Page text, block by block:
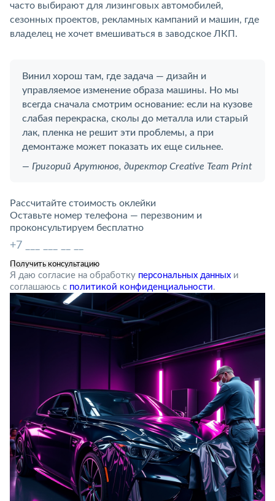
часто выбирают для лизинговых автомобилей,
сезонных проектов, рекламных кампаний и машин, где
владелец не хочет вмешиваться в заводское ЛКП.
Винил хорош там, где задача — дизайн и
управляемое изменение образа машины. Но мы
всегда сначала смотрим основание: если на кузове
слабая перекраска, сколы до металла или старый
лак, пленка не решит эти проблемы, а при
демонтаже может показать их еще сильнее.
— Григорий Арутюнов, директор Creative Team Print
Рассчитайте стоимость оклейки
Оставьте номер телефона — перезвоним и
проконсультируем бесплатно
Я даю согласие на обработку персональных данных и
соглашаюсь с политикой конфиденциальности.